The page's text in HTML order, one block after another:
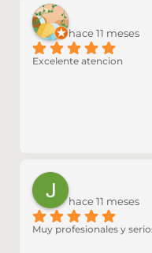
hace 11 meses
Excelente atencion
hace 11 meses
Muy profesionales y